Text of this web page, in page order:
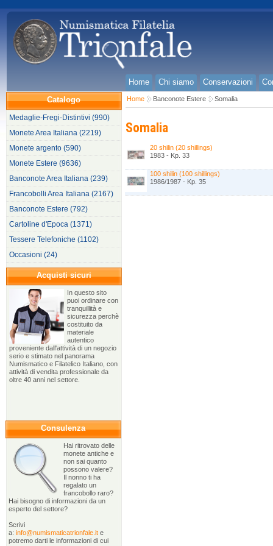
Home Chi siamo Conservazioni
Catalogo
Medaglie-Fregi-Distintivi (990)
Monete Area Italiana (2219)
Monete argento (590)
Monete Estere (9636)
Banconote Area Italiana (239)
Francobolli Area Italiana (2167)
Banconote Estere (792)
Cartoline d'Epoca (1371)
Tessere Telefoniche (1102)
Occasioni (24)
Acquisti sicuri
In questo sito
puoi ordinare con
tranquillità e
sicurezza perchè
costituito da
materiale
autentico
proveniente dall'attività di un negozio
serio e stimato nel panorama
Numismatico e Filatelico Italiano, con
attività di vendita professionale da
oltre 40 anni nel settore.
Consulenza
Hai ritrovato delle
monete antiche e
non sai quanto
possono valere?
Il nonno ti ha
regalato un
francobollo raro?
Hai bisogno di informazioni da un
esperto del settore?
Scrivi
a: info@numismaticatrionfale.it e
potremo darti le informazioni di cui
Home Banconote Estere Somalia
Somalia
20 shilin (20 shillings)
1983 - Kp. 33
100 shilin (100 shillings)
1986/1987 - Kp. 35